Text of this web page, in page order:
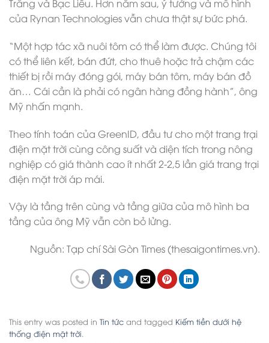
Trăng và Bạc Liêu. Hơn năm sau, ý tưởng và mô hình
của Rynan Technologies vẫn chưa thật sự bức phá.
“Một hợp tác xã nuôi tôm có thể làm được. Chúng tôi
có thể liên kết, bán đứt, cho thuê hoặc trả chậm các
thiết bị rồi máy đóng gói, máy bán tôm, máy bán đồ
ăn… Cái cần là phải có ngân hàng đồng hành”, ông
Mỹ nhấn mạnh.
Theo tính toán của GreenID, đầu tư cho một trang trại
điện mặt trời cùng công suất và diện tích trong nông
nghiệp có giá thành cao ít nhất 2-2,5 lần giá trang trại
điện mặt trời áp mái.
Vậy là tầng trên cùng và tầng giữa của mô hình ba
tầng của ông Mỹ vẫn còn bỏ lửng.
Nguồn: Tạp chí Sài Gòn Times (thesaigontimes.vn).
This entry was posted in Tin tức and tagged Kiếm tiền dưới hệ
thống điện mặt trời